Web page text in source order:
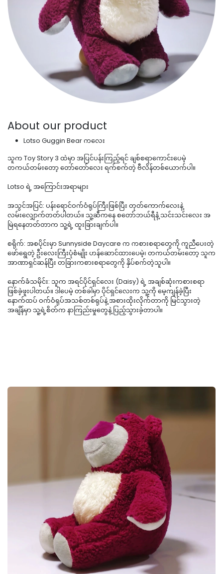
About our product
Lotso Guggin Bear ကလေး
သူက Toy Story 3 ထဲမှာ အပြင်ပန်းကြည့်ရင် ချစ်စရာကောင်းပေမဲ့
တကယ်တမ်းတော့ တော်တော်လေး ရက်စက်တဲ့ ဗီလိန်တစ်ယောက်ပါ။
​Lotso ရဲ့ အကြောင်းအရာများ
​အသွင်အပြင်: ပန်းရောင်ဝက်ဝံရုပ်ကြီးဖြစ်ပြီး တုတ်ကောက်လေးနဲ့
လမ်းလျှောက်တတ်ပါတယ်။ သူ့ဆီကနေ စတော်ဘယ်ရီနံ့ သင်းသင်းလေး အ
မြဲရနေတတ်တာက သူ့ရဲ့ ထူးခြားချက်ပါ။
​စရိုက်: အစပိုင်းမှာ Sunnyside Daycare က ကစားစရာတွေကို ကူညီပေးတဲ့
ဖော်ရွေတဲ့ ဦးလေးကြီးပုံစံမျိုး ဟန်ဆောင်ထားပေမဲ့၊ တကယ်တမ်းတော့ သူက
အာဏာရှင်ဆန်ပြီး တခြားကစားစရာတွေကို နှိပ်စက်တဲ့သူပါ။
​နောက်ခံသမိုင်း: သူက အရင်ပိုင်ရှင်လေး (Daisy) ရဲ့ အချစ်ဆုံးကစားစရာ
ဖြစ်ခဲ့ဖူးပါတယ်။ ဒါပေမဲ့ တစ်ခါမှာ ပိုင်ရှင်လေးက သူ့ကို မေ့ကျန်ခဲ့ပြီး
နောက်ထပ် ဝက်ဝံရုပ်အသစ်တစ်ရုပ်နဲ့ အစားထိုးလိုက်တာကို မြင်သွားတဲ့
အချိန်မှာ သူ့ရဲ့စိတ်က နာကြည်းမှုတွေနဲ့ ပြည့်သွားခဲ့တာပါ။